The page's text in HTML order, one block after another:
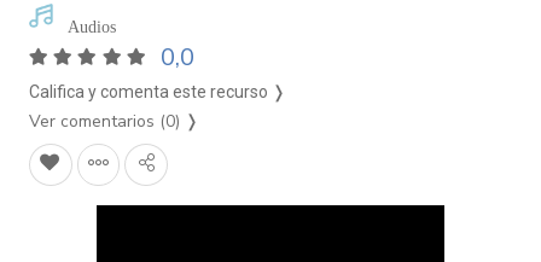
Audios
0,0
Califica y comenta este recurso ❭
Ver comentarios (0) ❭